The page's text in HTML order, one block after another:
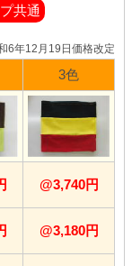
共通
6年12月19日価格改定
3色
@3,740円
@3,180円